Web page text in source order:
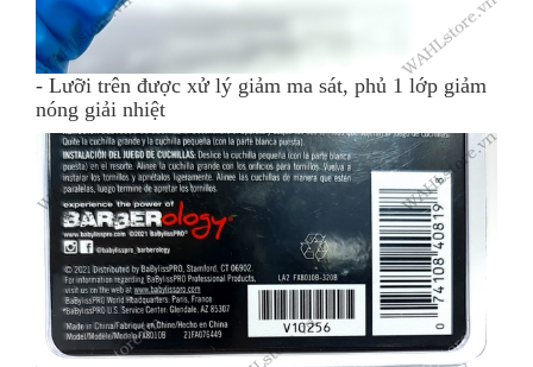
- Lưỡi trên được xử lý giảm ma sát, phủ 1 lớp giảm
nóng giải nhiệt